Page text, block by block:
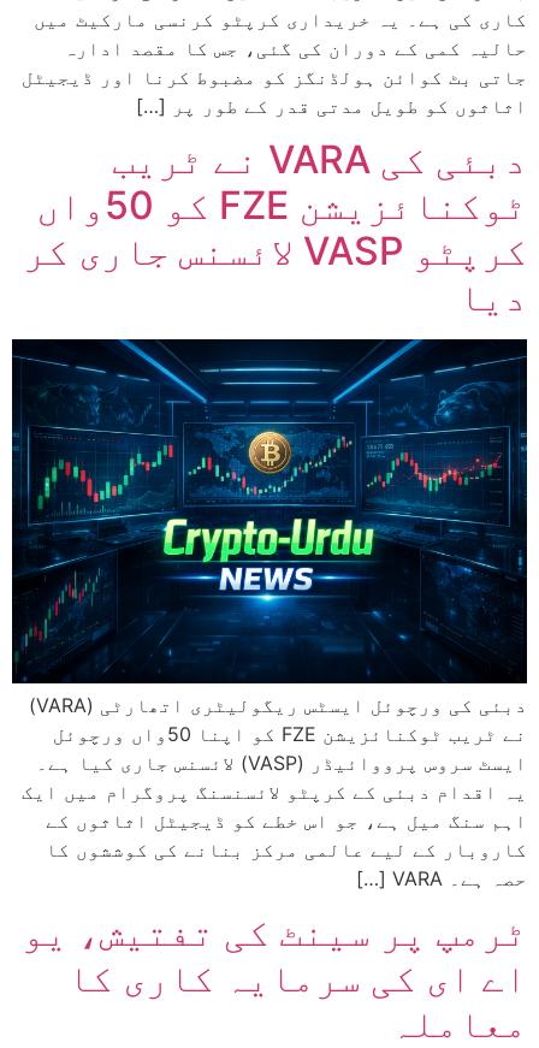
کاری کی ہے۔ یہ خریداری کرپٹو کرنسی مارکیٹ میں
حالیہ کمی کے دوران کی گئی، جس کا مقصد ادارہ
جاتی بٹ کوائن ہولڈنگز کو مضبوط کرنا اور ڈیجیٹل
اثاثوں کو طویل مدتی قدر کے طور پر […]
دبئی کی VARA نے ٹریب
ٹوکنائزیشن FZE کو 50واں
کرپٹو VASP لائسنس جاری کر
دیا
دبئی کی ورچوئل ایسٹس ریگولیٹری اتھارٹی (VARA)
نے ٹریب ٹوکنائزیشن FZE کو اپنا 50واں ورچوئل
ایسٹ سروس پرووائیڈر (VASP) لائسنس جاری کیا ہے۔
یہ اقدام دبئی کے کرپٹو لائسنسنگ پروگرام میں ایک
اہم سنگ میل ہے، جو اس خطے کو ڈیجیٹل اثاثوں کے
کاروبار کے لیے عالمی مرکز بنانے کی کوششوں کا
حصہ ہے۔ VARA […]
ٹرمپ پر سینٹ کی تفتیش، یو
اے ای کی سرمایہ کاری کا
معاملہ